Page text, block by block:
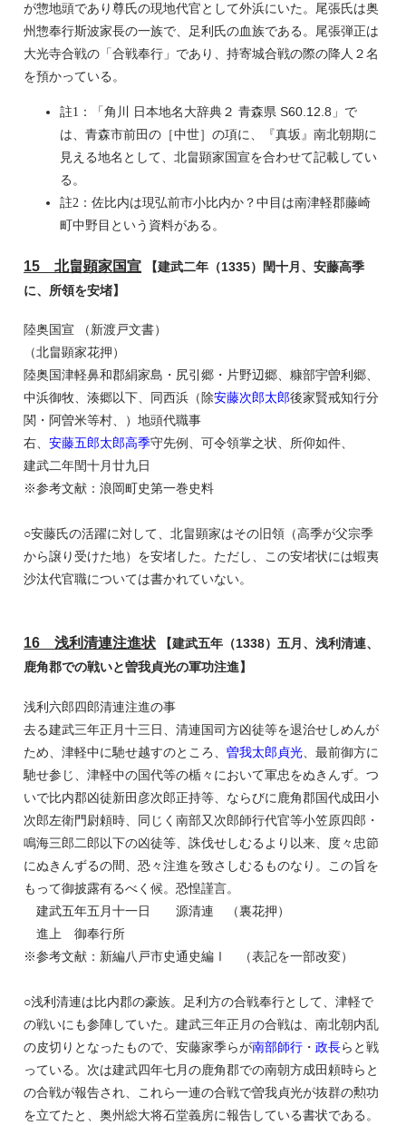
が惣地頭であり尊氏の現地代官として外浜にいた。尾張氏は奥
州惣奉行斯波家長の一族で、足利氏の血族である。尾張弾正は
大光寺合戦の「合戦奉行」であり、持寄城合戦の際の降人２名
を預かっている。
註1：
「角川 日本地名大辞典２ 青森県 S60.12.8」で
は、青森市前田の［中世］の項に、『真坂』南北朝期に
見える地名として、北畠顕家国宣を合わせて記載してい
る。
註2：佐比内は現弘前市小比内か？中目は南津軽郡藤崎
町中野目という資料がある。
15 北畠顕家国宣 【建武二年（1335）閏十月、安藤高季
に、所領を安堵】
陸奥国宣 （新渡戸文書）
（北畠顕家花押）
陸奥国津軽鼻和郡絹家島・尻引郷・片野辺郷、糠部宇曽利郷、
中浜御牧、湊郷以下、同西浜（除安藤次郎太郎後家賢戒知行分
関・阿曽米等村、）地頭代職事
右、安藤五郎太郎高季守先例、可令領掌之状、所仰如件、
建武二年閏十月廿九日
※参考文献：浪岡町史第一巻史料
○安藤氏の活躍に対して、北畠顕家はその旧領（高季が父宗季
から譲り受けた地）を安堵した。ただし、この安堵状には蝦夷
沙汰代官職については書かれていない。
16 浅利清連注進状 【建武五年（1338）五月、浅利清連、
鹿角郡での戦いと曽我貞光の軍功注進】
浅利六郎四郎清連注進の事
去る建武三年正月十三日、清連国司方凶徒等を退治せしめんが
ため、津軽中に馳せ越すのところ、曽我太郎貞光 、最前御方に
馳せ参じ、津軽中の国代等の楯々において軍忠をぬきんず。つ
いで比内郡凶徒新田彦次郎正持等、ならびに鹿角郡国代成田小
次郎左衛門尉頼時、同じく南部又次郎師行代官等小笠原四郎・
鳴海三郎二郎以下の凶徒等、誅伐せしむるより以来、度々忠節
にぬきんずるの間、恐々注進を致さしむるものなり。この旨を
もって御披露有るべく候。恐惶謹言。
建武五年五月十一日 源清連 （裏花押）
進上 御奉行所
※参考文献：新編八戸市史通史編Ⅰ （表記を一部改変）
○浅利清連は比内郡の豪族。足利方の合戦奉行として、津軽で
の戦いにも参陣していた。建武三年正月の合戦は、南北朝内乱
の皮切りとなったもので、安藤家季らが南部師行 ・政長らと戦
っている。次は建武四年七月の鹿角郡での南朝方成田頼時らと
の合戦が報告され、これら一連の合戦で曽我貞光が抜群の勲功
を立てたと、奥州総大将石堂義房に報告している書状である。